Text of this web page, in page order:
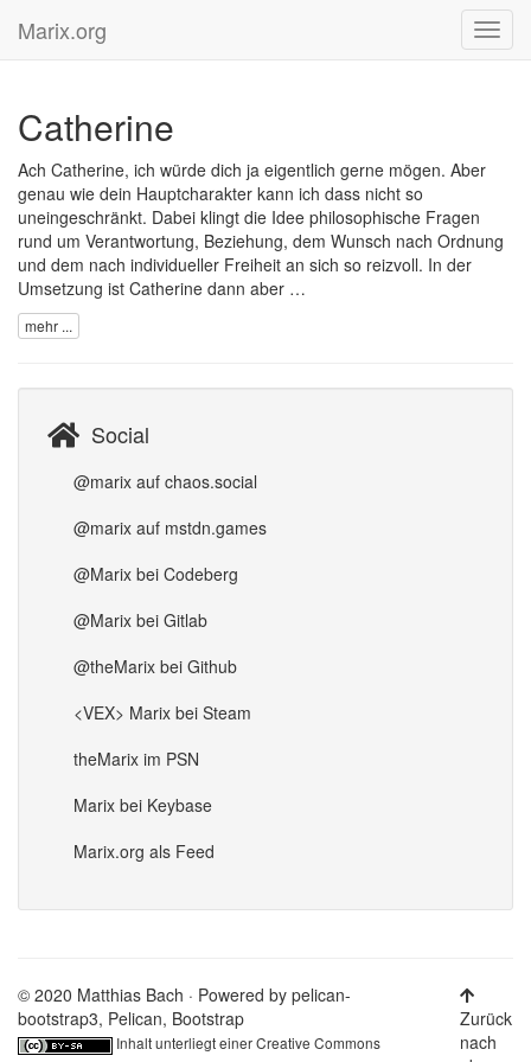
Marix.org
Catherine
Ach Catherine, ich würde dich ja eigentlich gerne mögen. Aber
genau wie dein Hauptcharakter kann ich dass nicht so
uneingeschränkt. Dabei klingt die Idee philosophische Fragen
rund um Verantwortung, Beziehung, dem Wunsch nach Ordnung
und dem nach individueller Freiheit an sich so reizvoll. In der
Umsetzung ist Catherine dann aber …
mehr ...
Social
@marix auf chaos.social
@marix auf mstdn.games
@Marix bei Codeberg
@Marix bei Gitlab
@theMarix bei Github
<VEX> Marix bei Steam
theMarix im PSN
Marix bei Keybase
Marix.org als Feed
© 2020 Matthias Bach · Powered by pelican-
bootstrap3, Pelican, Bootstrap
Inhalt unterliegt einerCreative Commons
Zurück
nach